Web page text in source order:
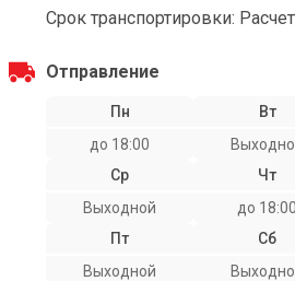
Срок транспортировки:
Отправление
Пн
до 18:00
Вт
Ср
Выходной
Чт
до 18:00
Пт
Выходной
Сб